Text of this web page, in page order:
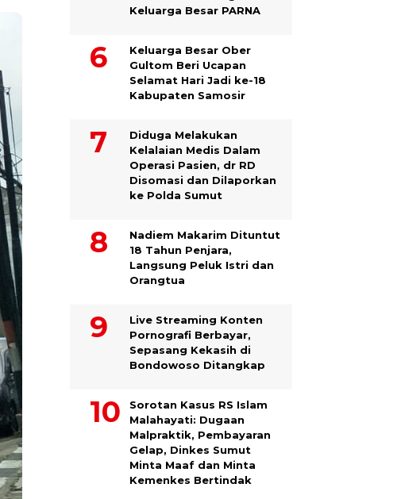
Keluarga Besar PARNA
Keluarga Besar Ober
Gultom Beri Ucapan
Selamat Hari Jadi ke-18
Kabupaten Samosir
Diduga Melakukan
Kelalaian Medis Dalam
Operasi Pasien, dr RD
Disomasi dan Dilaporkan
ke Polda Sumut
​Nadiem Makarim Dituntut
18 Tahun Penjara,
Langsung Peluk Istri dan
Orangtua
Live Streaming Konten
Pornografi Berbayar,
Sepasang Kekasih di
Bondowoso Ditangkap
Sorotan Kasus RS Islam
Malahayati: Dugaan
Malpraktik, Pembayaran
Gelap, Dinkes Sumut
Minta Maaf dan Minta
Kemenkes Bertindak